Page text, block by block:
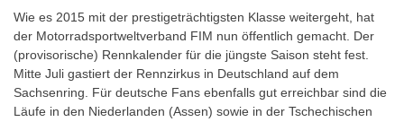
Wie es 2015 mit der prestigeträchtigsten Klasse weitergeht, hat
der Motorradsportweltverband FIM nun öffentlich gemacht. Der
(provisorische) Rennkalender für die jüngste Saison steht fest.
Mitte Juli gastiert der Rennzirkus in Deutschland auf dem
Sachsenring. Für deutsche Fans ebenfalls gut erreichbar sind die
Läufe in den Niederlanden (Assen) sowie in der Tschechischen